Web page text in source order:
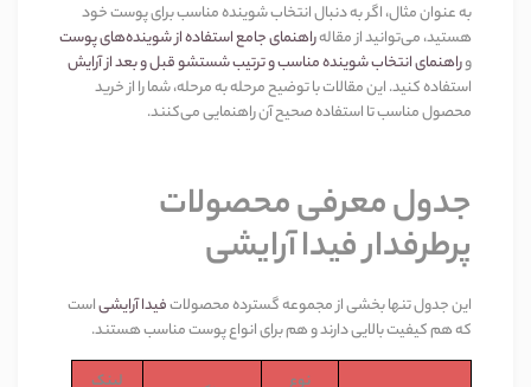
به عنوان مثال، اگر به دنبال انتخاب شوینده مناسب برای پوست خود
هستید، می‌توانید از مقالهراهنمای جامع استفاده از شوینده‌های پوست
وراهنمای انتخاب شوینده مناسب و ترتیب شستشو قبل و بعد از آرایش
استفاده کنید. این مقالات با توضیح مرحله به مرحله، شما را از خرید
محصول مناسب تا استفاده صحیح آن راهنمایی می‌کنند.
جدول معرفی محصولات
پرطرفدار فیدا آرایشی
این جدول تنها بخشی از مجموعه گسترده محصولاتفیدا آرایشیاست
که هم کیفیت بالایی دارند و هم برای انواع پوست مناسب هستند.